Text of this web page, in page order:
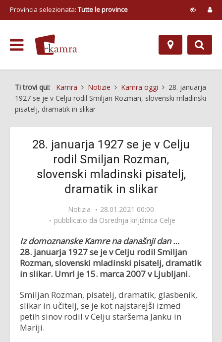
Provincia selezionata: Tutte le province
Ti trovi qui: Kamra Notizie Kamra oggi
28. januarja
1927 se je v Celju rodil Smiljan Rozman, slovenski mladinski
pisatelj, dramatik in slikar
28. januarja 1927 se je v Celju
rodil Smiljan Rozman,
slovenski mladinski pisatelj,
dramatik in slikar
Notizia
28.01.2021 00:00
pubblicato da Osrednja knjižnica Celje
Iz domoznanske Kamre na današnji dan …
28. januarja 1927 se je v Celju rodil Smiljan
Rozman, slovenski mladinski pisatelj, dramatik
in slikar. Umrl je 15. marca 2007 v Ljubljani.
Smiljan Rozman, pisatelj, dramatik, glasbenik,
slikar in učitelj, se je kot najstarejši izmed
petih sinov rodil v Celju staršema Janku in
Mariji.